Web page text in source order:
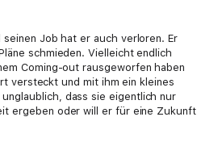
Job hat er auch verloren. Er
schmieden. Vielleicht endlich
Coming-out rausgeworfen haben
versteckt und mit ihm ein kleines
dass sie eigentlich nur
ergeben oder will er für eine Zukunft